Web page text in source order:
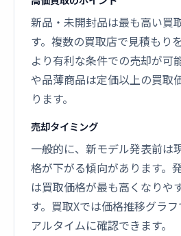
新品・未開封品は最も高い買
す。複数の買取店で見積もり
より有利な条件での売却が可
や品薄商品は定価以上の買取
ります。
売却タイミング
一般的に、新モデル発表前は
格が下がる傾向があります。
は買取価格が最も高くなりや
す。買取Xでは価格推移グラ
アルタイムに確認できます。